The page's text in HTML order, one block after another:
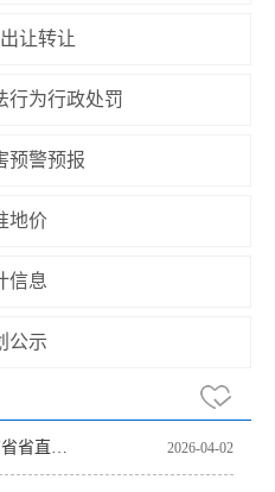
让转让
行为行政处罚
预警预报
地价
信息
公示
湖南省自然资源厅解读《湖南省省直管土地资产处置办法》 2026-04-02